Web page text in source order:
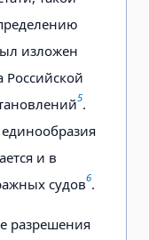
изложен
5.
и в
судов6.
разрешения